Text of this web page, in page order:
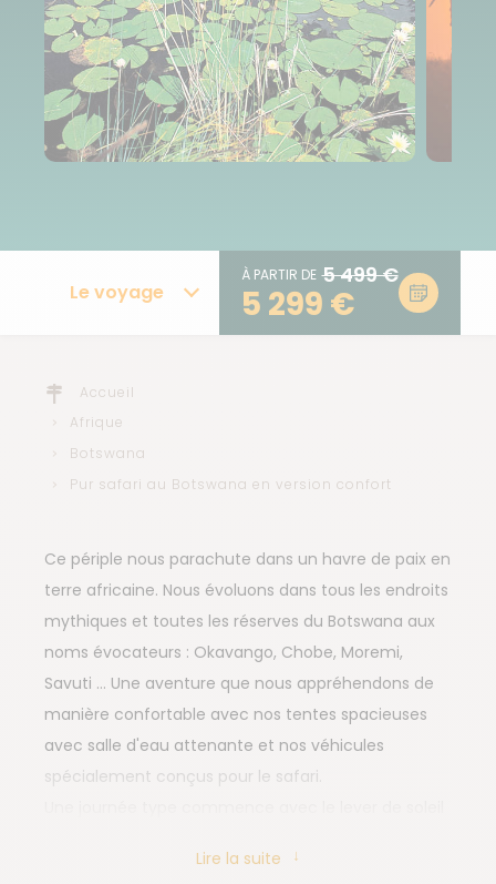
Le voyage
À PARTIR DE 5 499 €
5 299 €
Accueil
Afrique
Botswana
Pur safari au Botswana en version confort
Ce périple nous parachute dans un havre de paix en
terre africaine. Nous évoluons dans tous les endroits
mythiques et toutes les réserves du Botswana aux
noms évocateurs : Okavango, Chobe, Moremi,
Savuti ... Une aventure que nous appréhendons de
manière confortable avec nos tentes spacieuses
avec salle d'eau attenante et nos véhicules
spécialement conçus pour le safari.
notre tente se trouve une bassine d’eau, fraiche ou
Lire la suite